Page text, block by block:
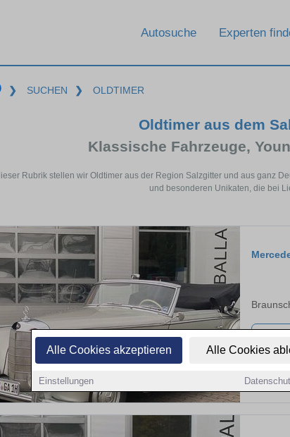
Alle Cookies akzeptieren Alle Cookies
Einstellungen
Autosuche Experten
❯ SUCHEN ❯ OLDTIMER
Oldtimer aus dem
Klassische Fahrzeuge,
Rubrik stellen wir Oldtimer aus der Region Salzgitter und aus ganz
und besonderen Unikaten, die bei